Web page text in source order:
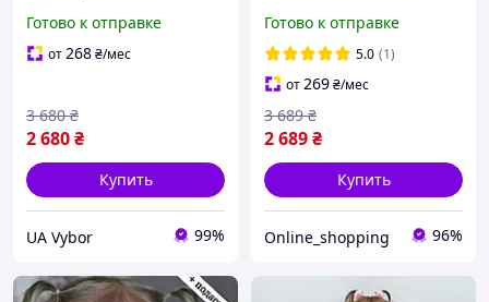
открытыми глазами,
Виниловые Reborn куклы
Готово к отправке
от268₴/мес
2 680₴
3 680 ₴
Купить
UA Vybor 99%
одеждой соской и
бутылочкой
реалистичная 60 cм
Готово к отправке
5.0 (1)
от269₴/мес
2 689₴
3 689 ₴
Купить
Online_shopping 96%